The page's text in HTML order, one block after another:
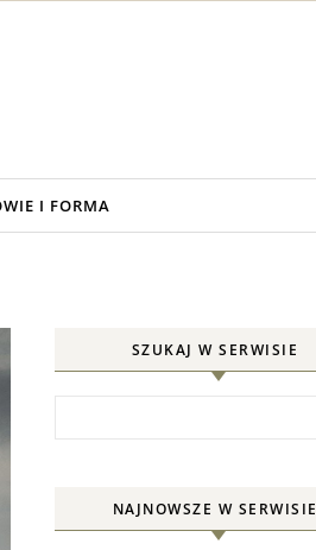
I FORMA
SZUKAJ W SERWISIE
NAJNOWSZE W SERWISIE